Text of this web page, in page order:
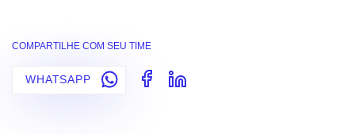
COMPARTILHE COM SEU TIME
WHATSAPP